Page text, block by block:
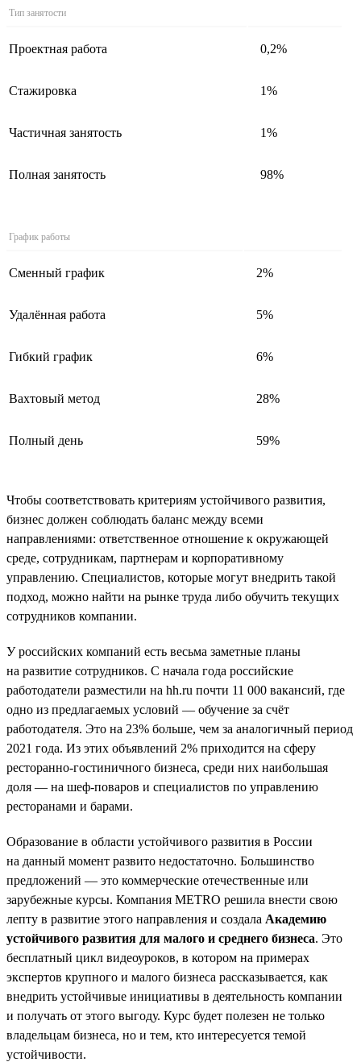
Тип занятости
Проектная работа 0,2%
Стажировка 1%
Частичная занятость 1%
Полная занятость 98%
График работы
Сменный график 2%
Удалённая работа 5%
Гибкий график 6%
Вахтовый метод 28%
Полный день 59%
Чтобы соответствовать критериям устойчивого развития,
бизнес должен соблюдать баланс между всеми
направлениями: ответственное отношение к окружающей
среде, сотрудникам, партнерам и корпоративному
управлению. Специалистов, которые могут внедрить такой
подход, можно найти на рынке труда либо обучить текущих
сотрудников компании.
У российских компаний есть весьма заметные планы
на развитие сотрудников. С начала года российские
работодатели разместили на hh.ru почти 11 000 вакансий, где
одно из предлагаемых условий — обучение за счёт
работодателя. Это на 23% больше, чем за аналогичный период
2021 года. Из этих объявлений 2% приходится на сферу
ресторанно-гостиничного бизнеса, среди них наибольшая
доля — на шеф-поваров и специалистов по управлению
ресторанами и барами.
Образование в области устойчивого развития в России
на данный момент развито недостаточно. Большинство
предложений — это коммерческие отечественные или
зарубежные курсы. Компания METRO решила внести свою
лепту в развитие этого направления и создала Академию
устойчивого развития для малого и среднего бизнеса. Это
бесплатный цикл видеоуроков, в котором на примерах
экспертов крупного и малого бизнеса рассказывается, как
внедрить устойчивые инициативы в деятельность компании
и получать от этого выгоду. Курс будет полезен не только
владельцам бизнеса, но и тем, кто интересуется темой
устойчивости.